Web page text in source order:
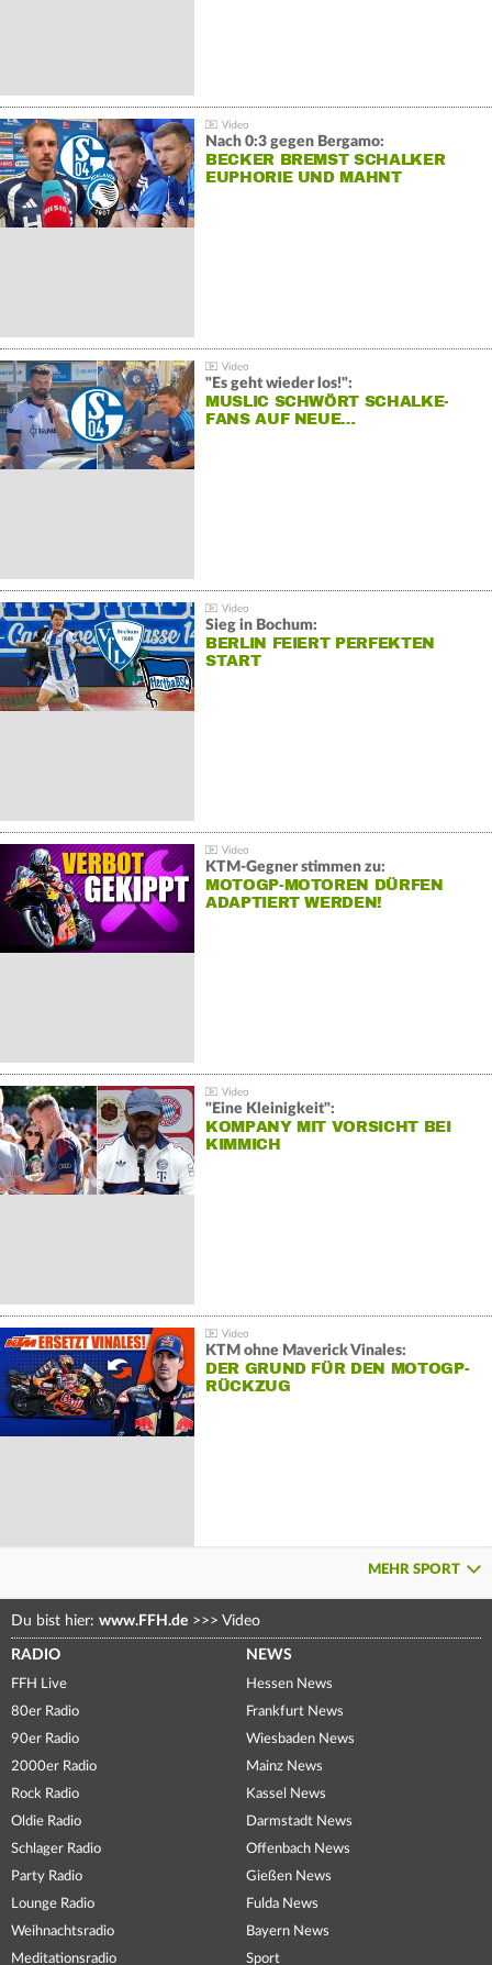
Nach 0:3 gegen Bergamo:
BECKER BREMST SCHALKER
EUPHORIE UND MAHNT
"Es geht wieder los!":
MUSLIC SCHWÖRT SCHALKE-
FANS AUF NEUE…
Sieg in Bochum:
BERLIN FEIERT PERFEKTEN
START
KTM-Gegner stimmen zu:
MOTOGP-MOTOREN DÜRFEN
ADAPTIERT WERDEN!
"Eine Kleinigkeit":
KOMPANY MIT VORSICHT BEI
KIMMICH
KTM ohne Maverick Vinales:
DER GRUND FÜR DEN MOTOGP-
RÜCKZUG
MEHR SPORT
Du bist hier: www.FFH.de >>> Video
RADIO
FFH Live
80er Radio
90er Radio
2000er Radio
Rock Radio
Oldie Radio
Schlager Radio
Party Radio
Lounge Radio
Weihnachtsradio
Meditationsradio
NEWS
Hessen News
Frankfurt News
Wiesbaden News
Mainz News
Kassel News
Darmstadt News
Offenbach News
Gießen News
Fulda News
Bayern News
Sport